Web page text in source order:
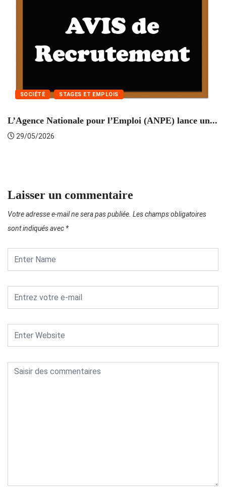
SOCIÉTÉ STAGES ET EMPLOIS
L’Agence Nationale pour l’Emploi (ANPE) lance un...
29/05/2026
Laisser un commentaire
Votre adresse e-mail ne sera pas publiée. Les champs obligatoires
sont indiqués avec *